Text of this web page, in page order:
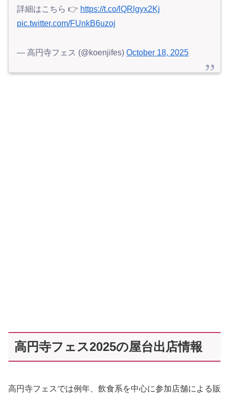
詳細はこちら 👉 https://t.co/lQRlgyx2Kj
pic.twitter.com/FUnkB6uzoj
— 高円寺フェス (@koenjifes) October 18, 2025
高円寺フェス2025の屋台出店情報
高円寺フェスでは例年、飲食系を中心に参加店舗による販